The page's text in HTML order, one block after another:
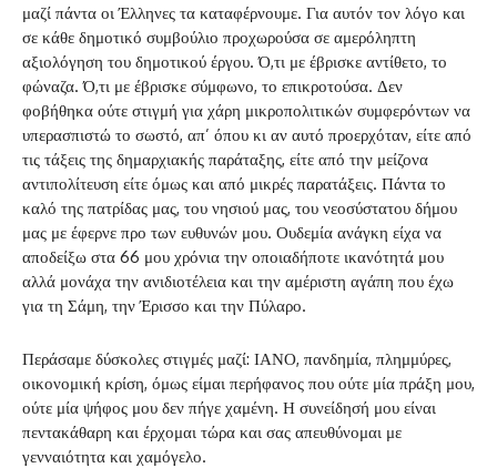
μαζί πάντα οι Έλληνες τα καταφέρνουμε. Για αυτόν τον λόγο και
σε κάθε δημοτικό συμβούλιο προχωρούσα σε αμερόληπτη
αξιολόγηση του δημοτικού έργου. Ό,τι με έβρισκε αντίθετο, το
φώναζα. Ό,τι με έβρισκε σύμφωνο, το επικροτούσα. Δεν
φοβήθηκα ούτε στιγμή για χάρη μικροπολιτικών συμφερόντων να
υπερασπιστώ το σωστό, απ’ όπου κι αν αυτό προερχόταν, είτε από
τις τάξεις της δημαρχιακής παράταξης, είτε από την μείζονα
αντιπολίτευση είτε όμως και από μικρές παρατάξεις. Πάντα το
καλό της πατρίδας μας, του νησιού μας, του νεοσύστατου δήμου
μας με έφερνε προ των ευθυνών μου. Ουδεμία ανάγκη είχα να
αποδείξω στα 66 μου χρόνια την οποιαδήποτε ικανότητά μου
αλλά μονάχα την ανιδιοτέλεια και την αμέριστη αγάπη που έχω
για τη Σάμη, την Έρισσο και την Πύλαρο.
Περάσαμε δύσκολες στιγμές μαζί: ΙΑΝΟ, πανδημία, πλημμύρες,
οικονομική κρίση, όμως είμαι περήφανος που ούτε μία πράξη μου,
ούτε μία ψήφος μου δεν πήγε χαμένη. Η συνείδησή μου είναι
πεντακάθαρη και έρχομαι τώρα και σας απευθύνομαι με
γενναιότητα και χαμόγελο.